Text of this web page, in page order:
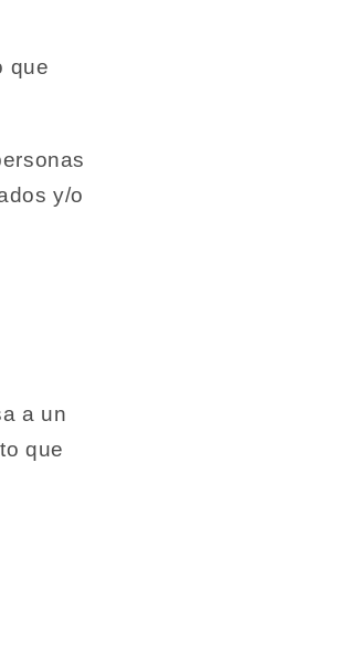
que
y/o
a un
que